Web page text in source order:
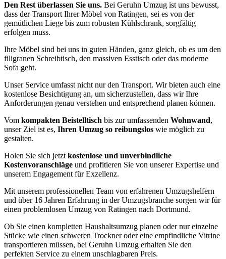
Den Rest überlassen Sie uns. Bei Geruhn Umzug ist uns bewusst,
dass der Transport Ihrer Möbel von Ratingen, sei es von der
gemütlichen Liege bis zum robusten Kühlschrank, sorgfältig
erfolgen muss.
Ihre Möbel sind bei uns in guten Händen, ganz gleich, ob es um den
filigranen Schreibtisch, den massiven Esstisch oder das moderne
Sofa geht.
Unser Service umfasst nicht nur den Transport. Wir bieten auch eine
kostenlose Besichtigung an, um sicherzustellen, dass wir Ihre
Anforderungen genau verstehen und entsprechend planen können.
Vom kompakten Beistelltisch bis zur umfassenden Wohnwand,
unser Ziel ist es, Ihren Umzug so reibungslos wie möglich zu
gestalten.
Holen Sie sich jetzt kostenlose und unverbindliche
Kostenvoranschläge und profitieren Sie von unserer Expertise und
unserem Engagement für Exzellenz.
Mit unserem professionellen Team von erfahrenen Umzugshelfern
und über 16 Jahren Erfahrung in der Umzugsbranche sorgen wir für
einen problemlosen Umzug von Ratingen nach Dortmund.
Ob Sie einen kompletten Haushaltsumzug planen oder nur einzelne
Stücke wie einen schweren Trockner oder eine empfindliche Vitrine
transportieren müssen, bei Geruhn Umzug erhalten Sie den
perfekten Service zu einem unschlagbaren Preis.